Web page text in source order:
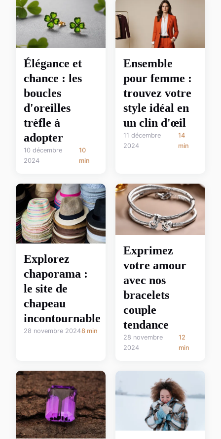
Élégance et
chance : les
boucles
d'oreilles
trèfle à
adopter
10 décembre
2024
10
min
Ensemble
pour femme :
trouvez votre
style idéal en
un clin d'œil
11 décembre
2024
14
min
Explorez
chaporama :
le site de
chapeau
incontournable
28 novembre 20248 min
Exprimez
votre amour
avec nos
bracelets
couple
tendance
28 novembre
2024
12
min